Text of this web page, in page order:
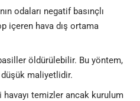
odaları negatif basınçlı
içeren hava dış ortama
öldürülebilir. Bu yöntem,
maliyetlidir.
temizler ancak kurulum